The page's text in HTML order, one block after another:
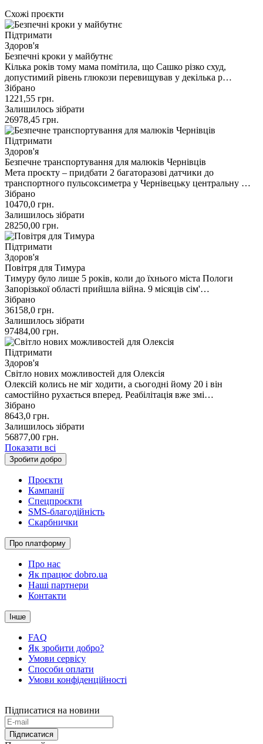
Схожі проєкти
Підтримати
Здоров'я
Безпечні кроки у майбутнє
Кілька років тому мама помітила, що Сашко різко схуд,
допустимий рівень глюкози перевищував у декілька р…
Зібрано
1221,55 грн.
Залишилось зібрати
26978,45 грн.
Підтримати
Здоров'я
Безпечне транспортування для малюків Чернівців
Мета проєкту – придбати 2 багаторазові датчики до
транспортного пульсоксиметра у Чернівецьку центральну …
Зібрано
10470,0 грн.
Залишилось зібрати
28250,00 грн.
Підтримати
Здоров'я
Повітря для Тимура
Тимуру було лише 5 років, коли до їхнього міста Пологи
Запорізької області прийшла війна. 9 місяців сім'…
Зібрано
36158,0 грн.
Залишилось зібрати
97484,00 грн.
Підтримати
Здоров'я
Світло нових можливостей для Олексія
Олексій колись не міг ходити, а сьогодні йому 20 і він
самостійно рухається вперед. Реабілітація вже змі…
Зібрано
8643,0 грн.
Залишилось зібрати
56877,00 грн.
Показати всі
Зробити добро
Проєкти
Кампанії
Спецпроєкти
SMS-благодійність
Скарбнички
Про платформу
Про нас
Як працює dobro.ua
Наші партнери
Контакти
Інше
FAQ
Як зробити добро?
Умови сервісу
Способи оплати
Умови конфіденційності
Підписатися на новини
Підписатися